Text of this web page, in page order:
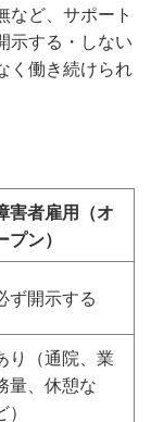
など、サポート
示する・しない
く働き続けられ
害者雇用（オ
プン）
ず開示する
り（通院、業
量、休憩な
）